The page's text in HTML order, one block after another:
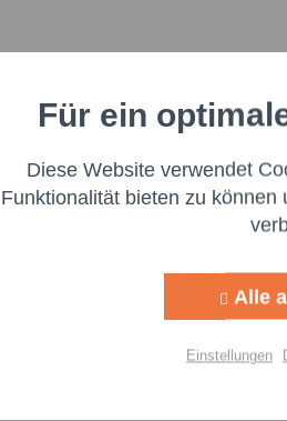
Funktionale
Marketing
Für ein
Diese Website verwendet
Funktionalität bieten zu
Alle
Einstellungen